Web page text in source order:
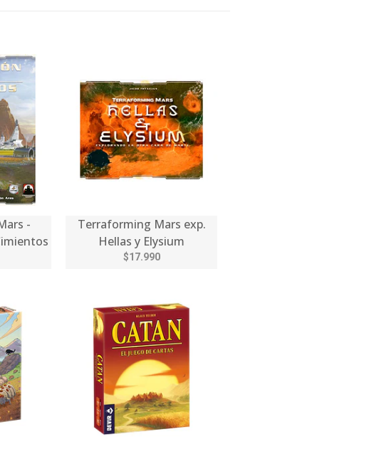
-
Terraforming Mars exp.
Hellas y Elysium
$17.990